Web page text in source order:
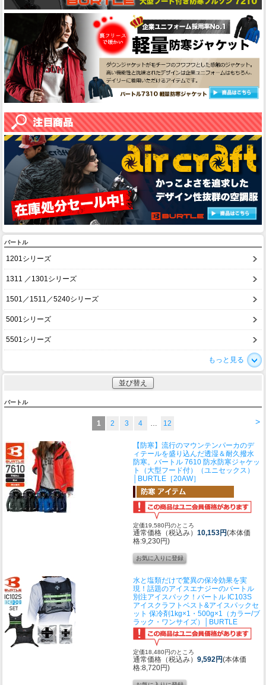
バートル
1201シリーズ
1311 ／1301シリーズ
1501／1511／5240シリーズ
5001シリーズ
5501シリーズ
もっと見る
並び替え
バートル
>
1 2 3 4 … 12
【防寒】流行のマウンテンパーカのデ
ィテールを盛り込んだ透湿＆耐久撥水
防寒。 バートル 7610 防水防寒ジャケッ
ト（大型フード付）（ユニセックス）
│BURTLE［20AW］
定価19,580円のところ
通常価格（税込み） 10,153円(本体価
格:9,230円)
水と塩類だけで驚異の保冷効果を実
現！話題のアイスエナジーのバートル
別注アイスパック！ バートル IC103S
アイスクラフトベスト&アイスパックセ
ット 保冷剤1kg×1・500g×1（カラー/ブ
ラック・ワンサイズ）│BURTLE
定価18,480円のところ
通常価格（税込み） 9,592円(本体価
格:8,720円)